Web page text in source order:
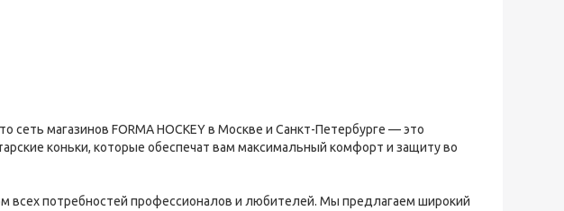
магазинов FORMA HOCKEY в Москве и Санкт-Петербурге — это
коньки, которые обеспечат вам максимальный комфорт и защиту во
всех потребностей профессионалов и любителей. Мы предлагаем широкий